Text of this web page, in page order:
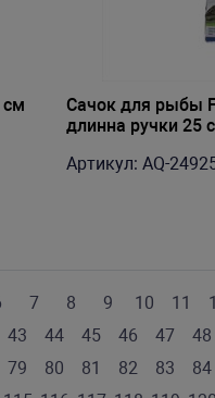
см
Сачок для рыбы
длинна ручки 25
Артикул: AQ-
7 8 9 10 11
43 44 45 46 47 48
79 80 81 82 83 84